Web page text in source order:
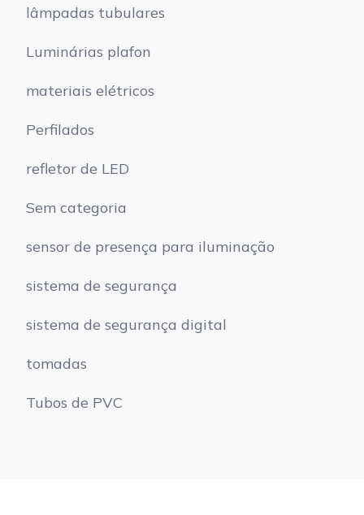
lâmpadas tubulares
Luminárias plafon
materiais elétricos
Perfilados
refletor de LED
Sem categoria
sensor de presença para iluminação
sistema de segurança
sistema de segurança digital
tomadas
Tubos de PVC